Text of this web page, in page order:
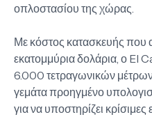
οπλοστασίου της χώρας.
Με κόστος κατασκευής που
εκατομμύρια δολάρια, ο El
6.000 τετραγωνικών μέτρων
γεμάτα προηγμένο
για να υποστηρίζει